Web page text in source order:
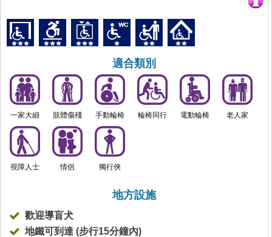
適合類別
一家大細 肢體傷殘 手動輪椅 輪椅同行 電動輪椅 老人家
視障人士 情侶 獨行俠
地方設施
歡迎導盲犬
地鐵可到達 (步行15分鐘內)